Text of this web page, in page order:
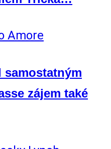
samostatným
zájem také